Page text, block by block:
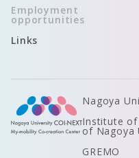
Employment
opportunities
Links
Nagoya
Institute
of Nagoya
GREMO